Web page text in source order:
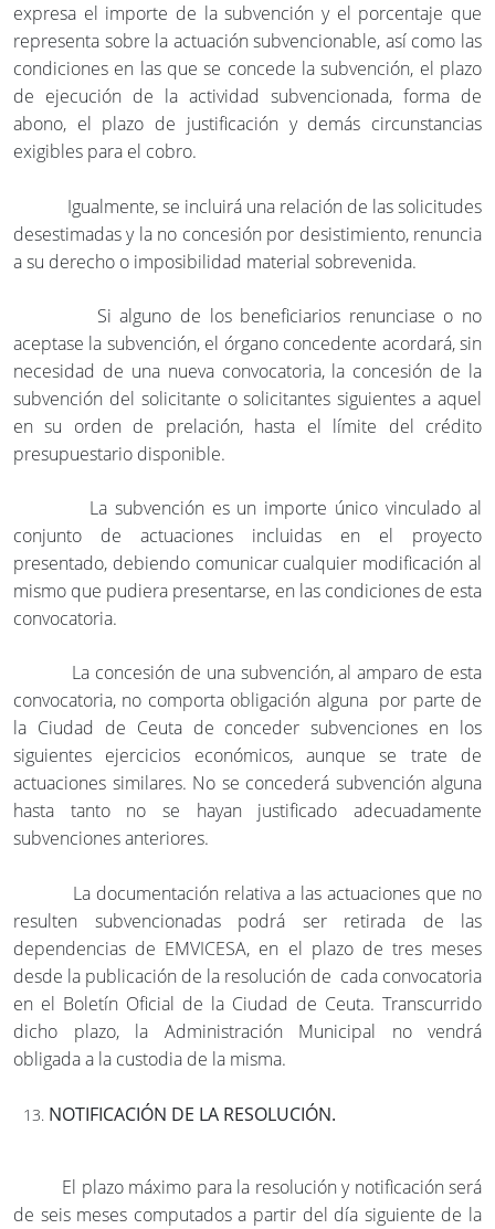
expresa el importe de la subvención y el porcentaje que
representa sobre la actuación subvencionable, así como las
condiciones en las que se concede la subvención, el plazo
de ejecución de la actividad subvencionada, forma de
abono, el plazo de justificación y demás circunstancias
exigibles para el cobro.
Igualmente, se incluirá una relación de las solicitudes
desestimadas y la no concesión por desistimiento, renuncia
a su derecho o imposibilidad material sobrevenida.
Si alguno de los beneficiarios renunciase o no
aceptase la subvención, el órgano concedente acordará, sin
necesidad de una nueva convocatoria, la concesión de la
subvención del solicitante o solicitantes siguientes a aquel
en su orden de prelación, hasta el límite del crédito
presupuestario disponible.
La subvención es un importe único vinculado al
conjunto de actuaciones incluidas en el proyecto
presentado, debiendo comunicar cualquier modificación al
mismo que pudiera presentarse, en las condiciones de esta
convocatoria.
La concesión de una subvención, al amparo de esta
convocatoria, no comporta obligación alguna por parte de
la Ciudad de Ceuta de conceder subvenciones en los
siguientes ejercicios económicos, aunque se trate de
actuaciones similares. No se concederá subvención alguna
hasta tanto no se hayan justificado adecuadamente
subvenciones anteriores.
La documentación relativa a las actuaciones que no
resulten subvencionadas podrá ser retirada de las
dependencias de EMVICESA, en el plazo de tres meses
desde la publicación de la resolución de cada convocatoria
en el Boletín Oficial de la Ciudad de Ceuta. Transcurrido
dicho plazo, la Administración Municipal no vendrá
obligada a la custodia de la misma.
NOTIFICACIÓN DE LA RESOLUCIÓN.
El plazo máximo para la resolución y notificación será
de seis meses computados a partir del día siguiente de la